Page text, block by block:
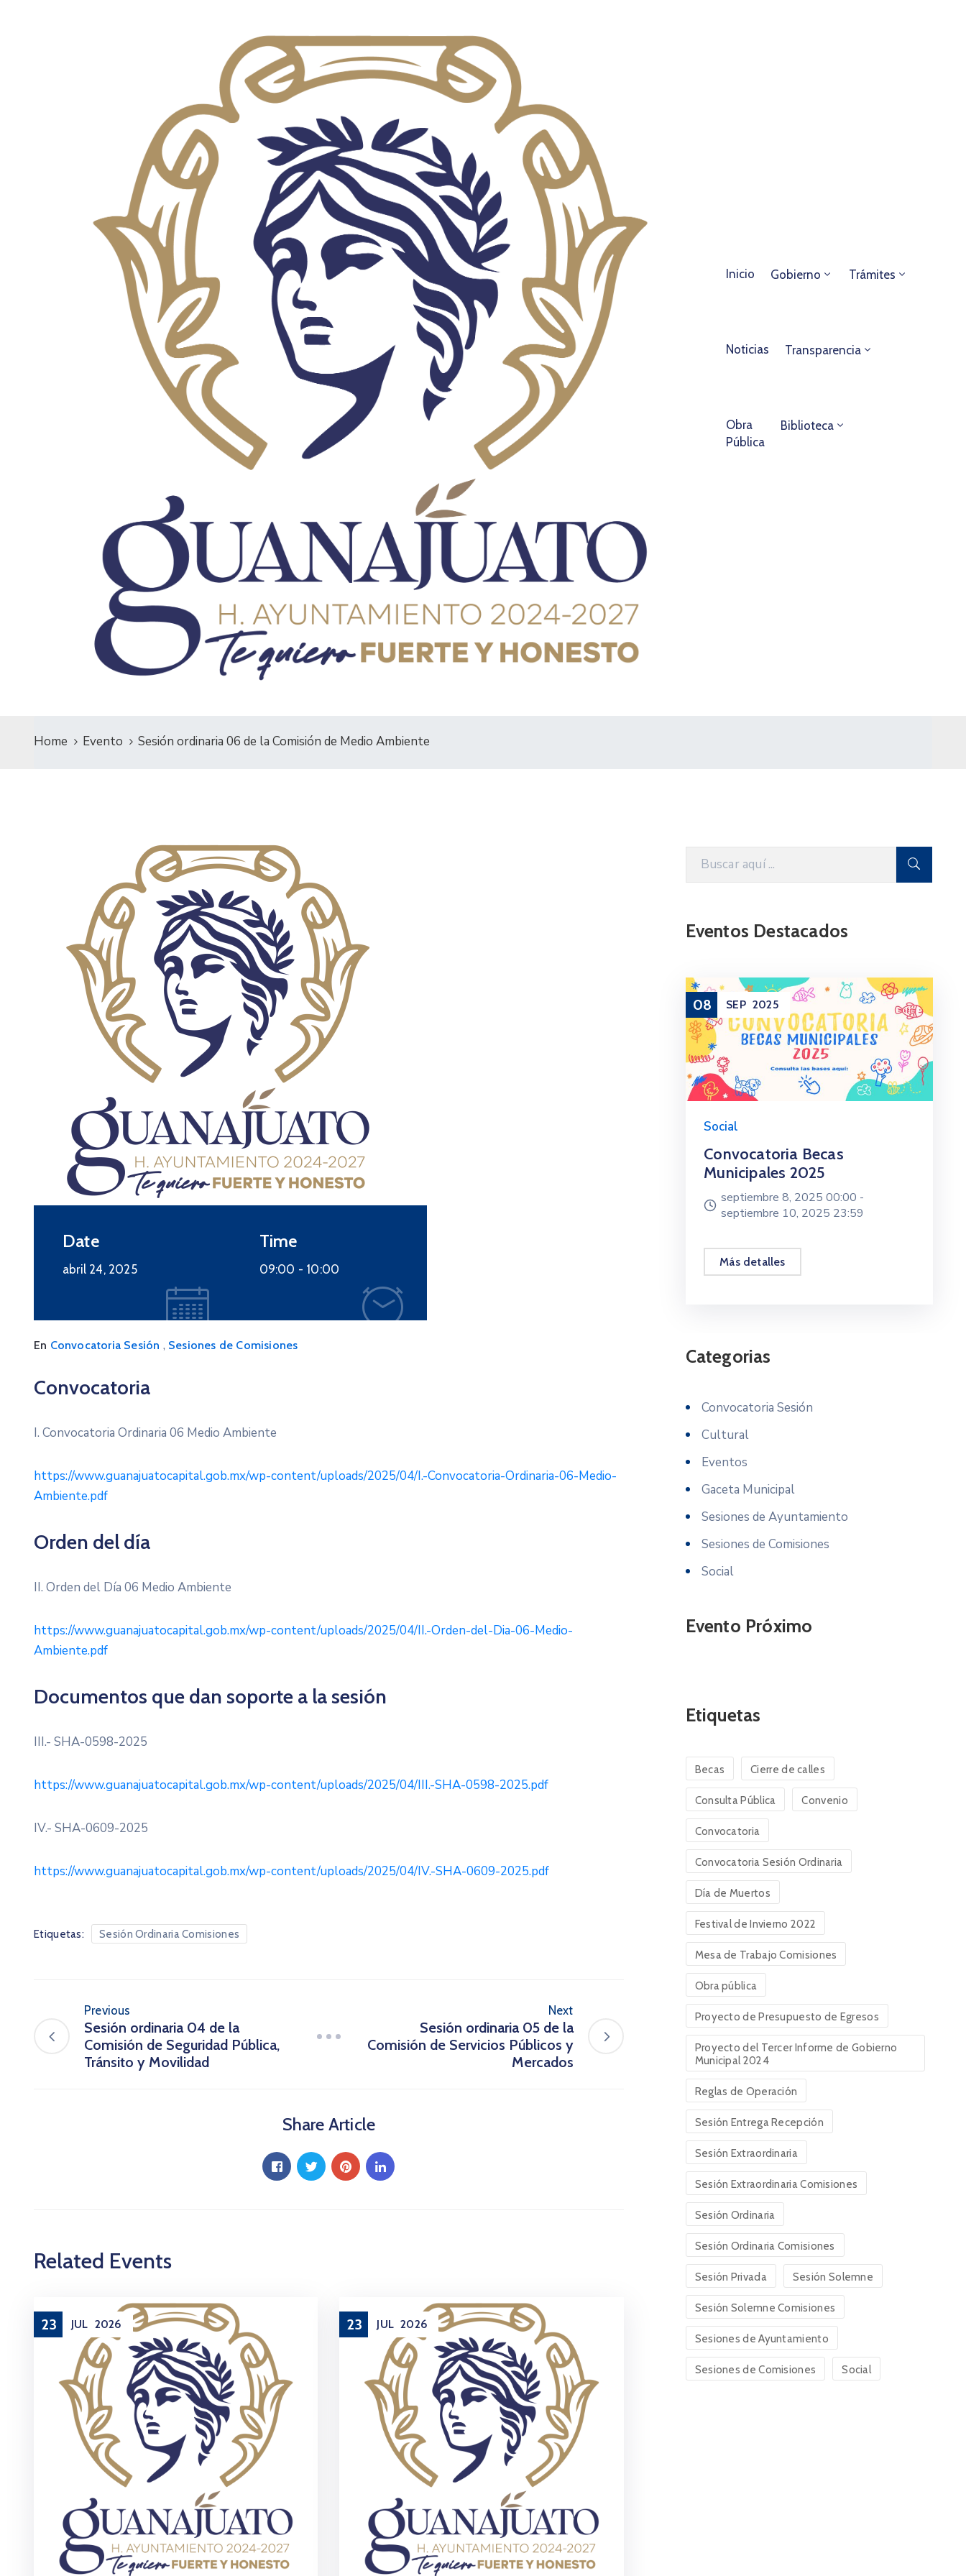
Inicio Gobierno Trámites
Noticias Transparencia
Obra
Pública
Biblioteca
Home Evento Sesión ordinaria 06 de la Comisión de Medio Ambiente
Date
abril 24, 2025
Time
09:00 - 10:00
En Convocatoria Sesión , Sesiones de Comisiones
Convocatoria
I. Convocatoria Ordinaria 06 Medio Ambiente
https://www.guanajuatocapital.gob.mx/wp-content/uploads/2025/04/I.-Convocatoria-Ordinaria-06-Medio-
Ambiente.pdf
Orden del día
II. Orden del Día 06 Medio Ambiente
https://www.guanajuatocapital.gob.mx/wp-content/uploads/2025/04/II.-Orden-del-Dia-06-Medio-
Ambiente.pdf
Documentos que dan soporte a la sesión
III.- SHA-0598-2025
https://www.guanajuatocapital.gob.mx/wp-content/uploads/2025/04/III.-SHA-0598-2025.pdf
IV.- SHA-0609-2025
https://www.guanajuatocapital.gob.mx/wp-content/uploads/2025/04/IV.-SHA-0609-2025.pdf
Etiquetas: Sesión Ordinaria Comisiones
Previous
Sesión ordinaria 04 de la
Comisión de Seguridad Pública,
Tránsito y Movilidad
Next
Sesión ordinaria 05 de la
Comisión de Servicios Públicos y
Mercados
Share Article
Related Events
23 JUL 2026 23 JUL 2026
Eventos Destacados
08 SEP 2025
Social
Convocatoria Becas
Municipales 2025
septiembre 8, 2025 00:00 -
Más detalles
08 SEP 2025
Social
Convocatoria Becas
Municipales 2025
septiembre 8, 2025 00:00 -
septiembre 10, 2025 23:59
Más detalles
Categorias
Convocatoria Sesión
Cultural
Eventos
Gaceta Municipal
Sesiones de Ayuntamiento
Sesiones de Comisiones
Social
Evento Próximo
Etiquetas
Becas Cierre de calles
Consulta Pública Convenio
Convocatoria
Convocatoria Sesión Ordinaria
Día de Muertos
Festival de Invierno 2022
Mesa de Trabajo Comisiones
Obra pública
Proyecto de Presupuesto de Egresos
Proyecto del Tercer Informe de Gobierno
Municipal 2024
Reglas de Operación
Sesión Entrega Recepción
Sesión Extraordinaria
Sesión Extraordinaria Comisiones
Sesión Ordinaria
Sesión Ordinaria Comisiones
Sesión Privada Sesión Solemne
Sesión Solemne Comisiones
Sesiones de Ayuntamiento
Sesiones de Comisiones Social